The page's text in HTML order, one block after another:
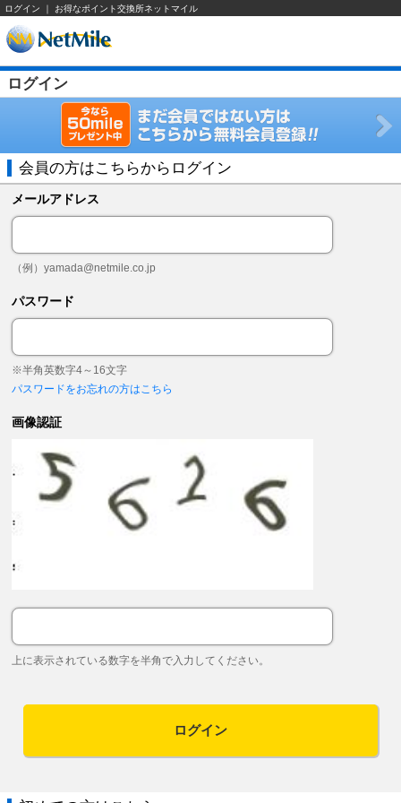
ログイン ｜ お得なポイント交換所ネットマイル
ログイン
会員の方はこちらからログイン
メールアドレス
（例）yamada@netmile.co.jp
パスワード
※半角英数字4～16文字
パスワードをお忘れの方はこちら
画像認証
上に表示されている数字を半角で入力してください。